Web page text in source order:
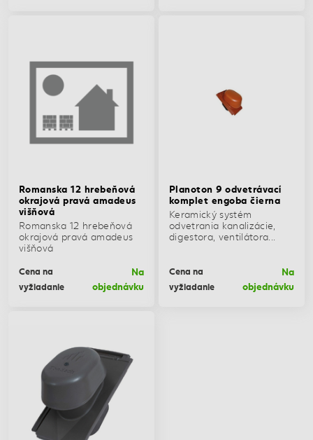
Romanska 12 hrebeňová
okrajová pravá amadeus
višňová
Romanska 12 hrebeňová
okrajová pravá amadeus
višňová
Cena na
vyžiadanie
Na
objednávku
Planoton 9 odvetrávací
komplet engoba čierna
Keramický systém
odvetrania kanalizácie,
digestora, ventilátora...
Cena na
vyžiadanie
Na
objednávku